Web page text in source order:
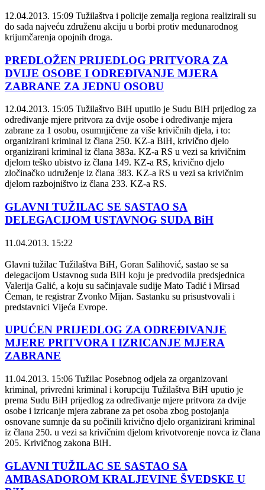
12.04.2013. 15:09 Tužilaštva i policije zemalja regiona realizirali su
do sada najveću združenu akciju u borbi protiv međunarodnog
krijumčarenja opojnih droga.
PREDLOŽEN PRIJEDLOG PRITVORA ZA
DVIJE OSOBE I ODREĐIVANJE MJERA
ZABRANE ZA JEDNU OSOBU
12.04.2013. 15:05 Tužilaštvo BiH uputilo je Sudu BiH prijedlog za
određivanje mjere pritvora za dvije osobe i određivanje mjera
zabrane za 1 osobu, osumnjičene za više krivičnih djela, i to:
organizirani kriminal iz člana 250. KZ-a BiH, krivično djelo
organizirani kriminal iz člana 383a. KZ-a RS u vezi sa krivičnim
djelom teško ubistvo iz člana 149. KZ-a RS, krivično djelo
zločinačko udruženje iz člana 383. KZ-a RS u vezi sa krivičnim
djelom razbojništvo iz člana 233. KZ-a RS.
GLAVNI TUŽILAC SE SASTAO SA
DELEGACIJOM USTAVNOG SUDA BiH
11.04.2013. 15:22
Glavni tužilac Tužilaštva BiH, Goran Salihović, sastao se sa
delegacijom Ustavnog suda BiH koju je predvodila predsjednica
Valerija Galić, a koju su sačinjavale sudije Mato Tadić i Mirsad
Ćeman, te registrar Zvonko Mijan. Sastanku su prisustvovali i
predstavnici Vijeća Evrope.
UPUĆEN PRIJEDLOG ZA ODREĐIVANJE
MJERE PRITVORA I IZRICANJE MJERA
ZABRANE
11.04.2013. 15:06 Tužilac Posebnog odjela za organizovani
kriminal, privredni kriminal i korupciju Tužilaštva BiH uputio je
prema Sudu BiH prijedlog za određivanje mjere pritvora za dvije
osobe i izricanje mjera zabrane za pet osoba zbog postojanja
osnovane sumnje da su počinili krivično djelo organizirani kriminal
iz člana 250. u vezi sa krivičnim djelom krivotvorenje novca iz člana
205. Krivičnog zakona BiH.
GLAVNI TUŽILAC SE SASTAO SA
AMBASADOROM KRALJEVINE ŠVEDSKE U